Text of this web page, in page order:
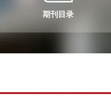
期刊目录